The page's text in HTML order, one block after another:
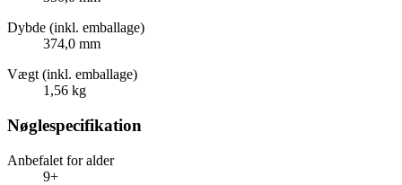
Dybde (inkl. emballage)
374,0 mm
Vægt (inkl. emballage)
1,56 kg
Nøglespecifikation
Anbefalet for alder
9+